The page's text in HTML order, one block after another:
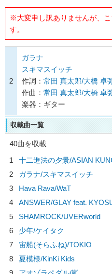
※大変申し訳ありませんが、
す。
2
ガラナ
スキマスイッチ
作詞： 常田 真太郎/大橋 卓
作曲： 常田 真太郎/大橋 卓
楽器：ギター
収載曲一覧
40曲を収載
1
十二進法の夕景/ASIAN
2
ガラナ/スキマスイッチ
3
Hava Rava/WaT
4
ANSWER/GLAY feat.
5
SHAMROCK/UVERworld
6
少年/ケイタク
7
宙船(そらふね)/TOKIO
8
夏模様/KinKi Kids